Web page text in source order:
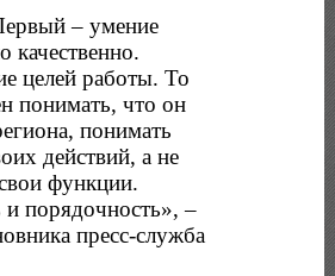
– умение
качественно.
целей работы. То
понимать, что он
понимать
действий, а не
функции.
и порядочность», –
пресс-служба